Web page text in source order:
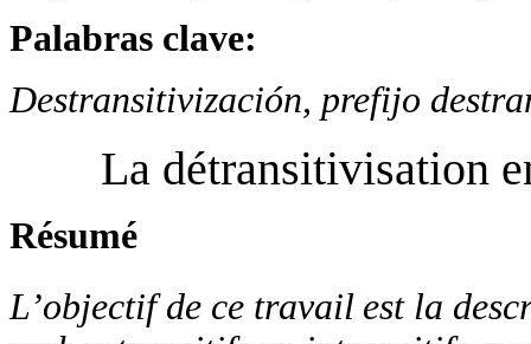
Palabras clave:
Destransitivización, prefijo
La détransitivisation
Résumé
L’objectif de ce travail est la